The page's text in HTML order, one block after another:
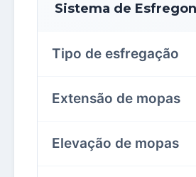
Sistema de
Tipo de esfregação
Extensão de mopas
Elevação de mopas